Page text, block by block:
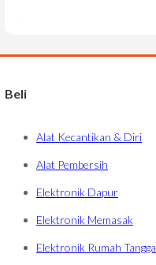
Beli
Alat Kecantikan & Diri
Alat Pembersih
Elektronik Dapur
Elektronik Memasak
Elektronik Rumah Tangga